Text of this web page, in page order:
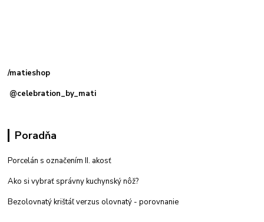
/matieshop
@celebration_by_mati
Poradňa
Porcelán s označením II. akosť
Ako si vybrať správny kuchynský nôž?
Bezolovnatý krištáľ verzus olovnatý - porovnanie